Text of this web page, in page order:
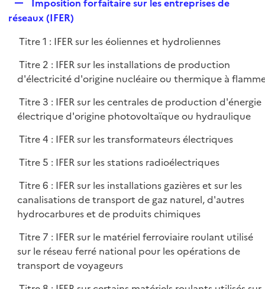
r i
e
r
e
l
i
e
Imposition forfaitaire sur les entreprises de
réseaux (IFER)
Titre 1 : IFER sur les éoliennes et hydroliennes
Titre 2 : IFER sur les installations de production
d'électricité d'origine nucléaire ou thermique à
Titre 3 : IFER sur les centrales de production d'énergie
électrique d'origine photovoltaïque ou hydraulique
Titre 4 : IFER sur les transformateurs électriques
Titre 5 : IFER sur les stations radioélectriques
Titre 6 : IFER sur les installations gazières et sur les
canalisations de transport de gaz naturel, d'autres
hydrocarbures et de produits chimiques
Titre 7 : IFER sur le matériel ferroviaire roulant utilisé
sur le réseau ferré national pour les opérations de
transport de voyageurs